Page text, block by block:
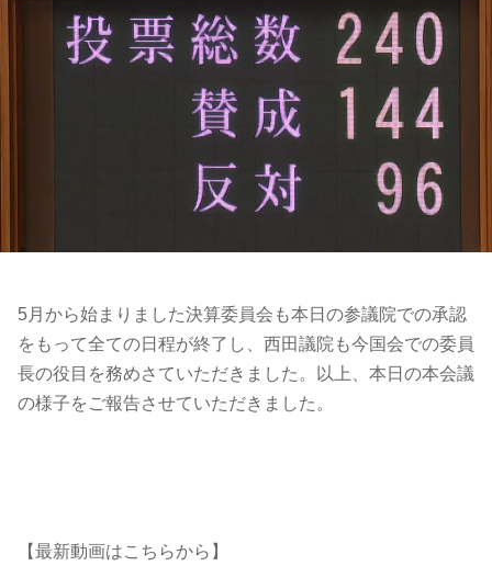
5月から始まりました決算委員会も本日の参議院での承認
をもって全ての日程が終了し、西田議院も今国会での委員
長の役目を務めさていただきました。以上、本日の本会議
の様子をご報告させていただきました。
【最新動画はこちらから】